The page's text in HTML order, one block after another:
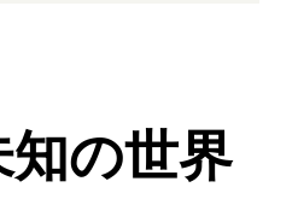
知の世界